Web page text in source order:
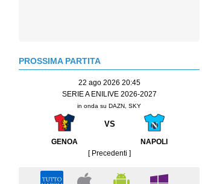
PROSSIMA PARTITA
22 ago 2026 20:45
SERIE A ENILIVE 2026-2027
in onda su DAZN, SKY
VS
GENOA
NAPOLI
[ Precedenti ]